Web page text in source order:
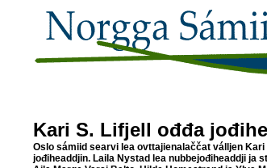
Kari S. Lifjell ođđa
Oslo sámiid searvi lea ovttajienalaččat válljen Kari
jođiheaddjin. Laila Nystad lea nubbejođiheaddji ja